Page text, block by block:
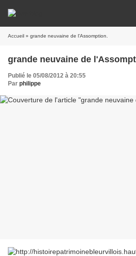
Accueil » grande neuvaine de l'Assomption.
grande neuvaine de
Publié le 05/08/2012 à 20:55
Par philippe